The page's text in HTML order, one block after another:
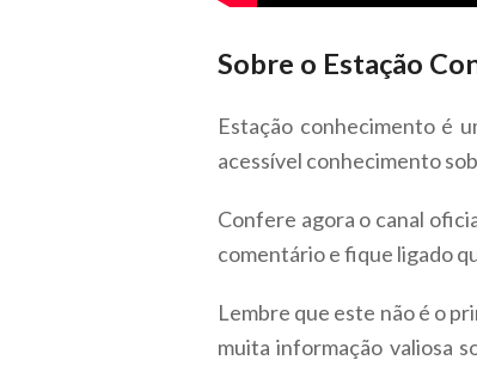
Sobre o Estação
Estação conhecimento é
acessível conhecimento
Confere agora o canal
comentário e fique ligado
Lembre que este não é o
muita informação valiosa